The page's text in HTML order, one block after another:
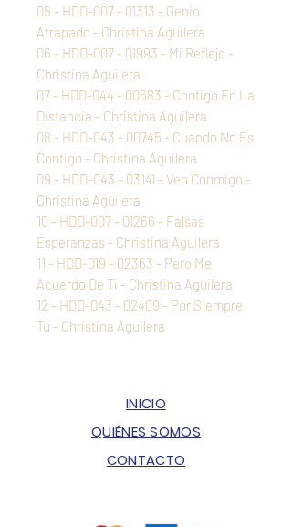
05 - HDD-007 - 01313 - Genio
Atrapado - Christina Aguilera
06 - HDD-007 - 01993 - Mi Reflejo -
Christina Aguilera
07 - HDD-044 - 00683 - Contigo En La
Distancia - Christina Aguilera
08 - HDD-043 - 00745 - Cuando No Es
Contigo - Christina Aguilera
09 - HDD-043 - 03141 - Ven Conmigo -
Christina Aguilera
10 - HDD-007 - 01266 - Falsas
Esperanzas - Christina Aguilera
11 - HDD-019 - 02363 - Pero Me
Acuerdo De Ti - Christina Aguilera
12 - HDD-043 - 02409 - Por Siempre
Tú - Christina Aguilera
INICIO
QUIÉNES SOMOS
CONTACTO